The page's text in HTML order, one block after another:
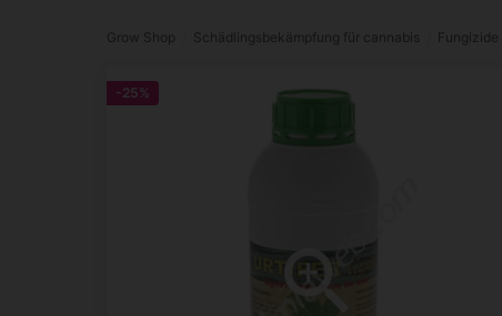
Grow Shop Schädlingsbekämpfung für cannabis Fungizide
-25%